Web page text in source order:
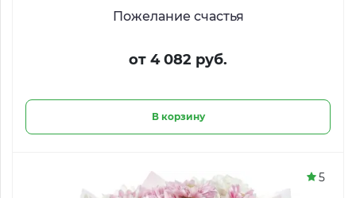
Пожелание счастья
от 4 082 руб.
В корзину
5